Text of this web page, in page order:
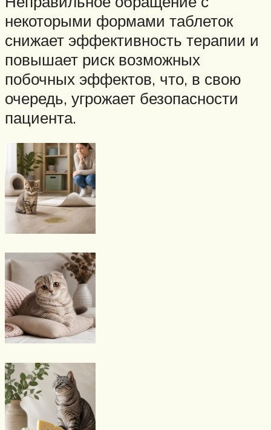
некоторыми формами таблеток
снижает эффективность терапии и
повышает риск возможных
побочных эффектов, что, в свою
очередь, угрожает безопасности
пациента.